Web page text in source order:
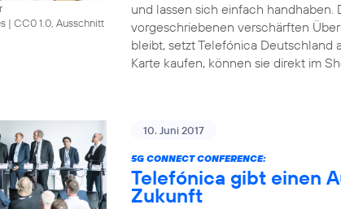
| CC0 1.0, Ausschnitt
und lassen sich einfach handhaben.
vorgeschriebenen verschärften
bleibt, setzt Telefónica Deutschland
Karte kaufen, können sie direkt im
10. Juni 2017
5G CONNECT CONFERENCE:
Telefónica gibt einen
Zukunft